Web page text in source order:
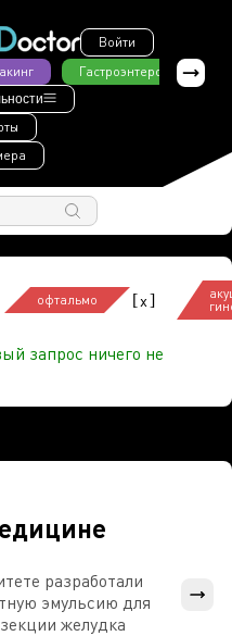
Войти
Гастроэнтерология
офтальмо [x]
запрос ничего не
разработали
эмульсию для
желудка